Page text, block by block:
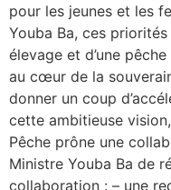
pour les jeunes et les
Youba Ba, ces priorités
élevage et d’une
au cœur de la
donner un coup
cette ambitieuse
Pêche prône une
Ministre Youba Ba de
collaboration : – une